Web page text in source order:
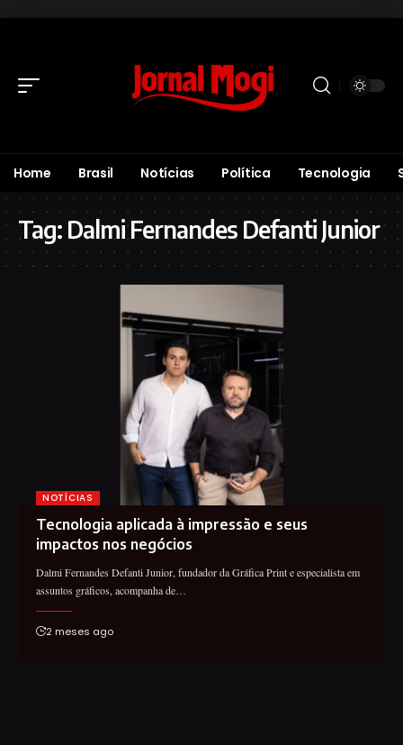
Home Brasil Notícias Política Tecnologia
Tag: Dalmi Fernandes Defanti Junior
NOTÍCIAS
Tecnologia aplicada à impressão e seus
impactos nos negócios
Dalmi Fernandes Defanti Junior, fundador da Gráfica Print e especialista em
assuntos gráficos, acompanha de…
2 meses ago